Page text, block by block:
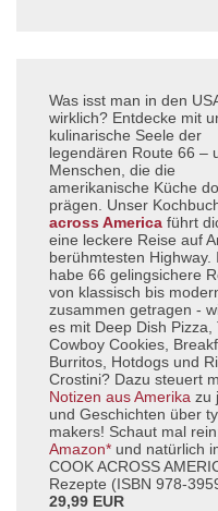
Was isst man in den
wirklich? Entdecke mit
kulinarische Seele der
legendären Route 66 –
Menschen, die die
amerikanische Küche
prägen. Unser
across America führt
eine leckere Reise auf
berühmtesten Highway.
habe 66 gelingsichere
von klassisch bis
zusammen getragen -
es mit Deep Dish Pizza,
Cowboy Cookies,
Burritos, Hotdogs und
Crostini? Dazu steuert
Notizen aus Amerika zu
und Geschichten über
makers! Schaut mal
Amazon* und natürlich
COOK ACROSS
Rezepte (ISBN 978-
29,99 EUR